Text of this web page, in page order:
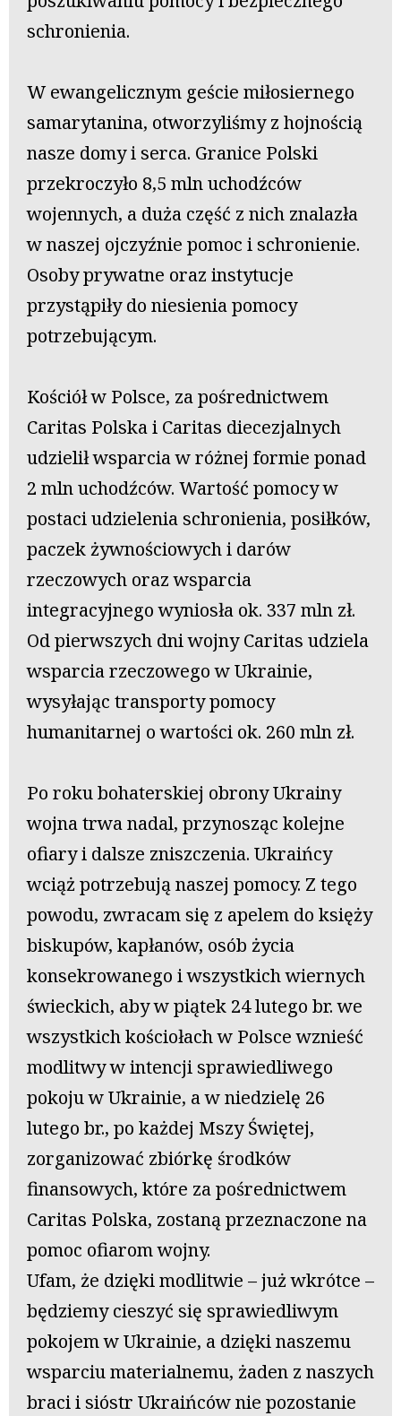
schronienia.
W ewangelicznym geście miłosiernego
samarytanina, otworzyliśmy z hojnością
nasze domy i serca. Granice Polski
przekroczyło 8,5 mln uchodźców
wojennych, a duża część z nich znalazła
w naszej ojczyźnie pomoc i schronienie.
Osoby prywatne oraz instytucje
przystąpiły do niesienia pomocy
potrzebującym.
Kościół w Polsce, za pośrednictwem
Caritas Polska i Caritas diecezjalnych
udzielił wsparcia w różnej formie ponad
2 mln uchodźców. Wartość pomocy w
postaci udzielenia schronienia, posiłków,
paczek żywnościowych i darów
rzeczowych oraz wsparcia
integracyjnego wyniosła ok. 337 mln zł.
Od pierwszych dni wojny Caritas udziela
wsparcia rzeczowego w Ukrainie,
wysyłając transporty pomocy
humanitarnej o wartości ok. 260 mln zł.
Po roku bohaterskiej obrony Ukrainy
wojna trwa nadal, przynosząc kolejne
ofiary i dalsze zniszczenia. Ukraińcy
wciąż potrzebują naszej pomocy. Z tego
powodu, zwracam się z apelem do księży
biskupów, kapłanów, osób życia
konsekrowanego i wszystkich wiernych
świeckich, aby w piątek 24 lutego br. we
wszystkich kościołach w Polsce wznieść
modlitwy w intencji sprawiedliwego
pokoju w Ukrainie, a w niedzielę 26
lutego br., po każdej Mszy Świętej,
zorganizować zbiórkę środków
finansowych, które za pośrednictwem
Caritas Polska, zostaną przeznaczone na
pomoc ofiarom wojny.
Ufam, że dzięki modlitwie – już wkrótce –
będziemy cieszyć się sprawiedliwym
pokojem w Ukrainie, a dzięki naszemu
wsparciu materialnemu, żaden z naszych
braci i sióstr Ukraińców nie pozostanie